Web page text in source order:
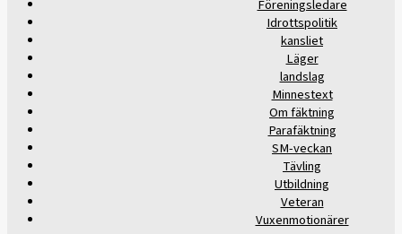
Föreningsledare
Idrottspolitik
kansliet
Läger
landslag
Minnestext
Om fäktning
Parafäktning
SM-veckan
Tävling
Utbildning
Veteran
Vuxenmotionärer